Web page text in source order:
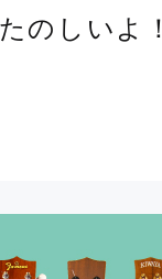
のしいよ！